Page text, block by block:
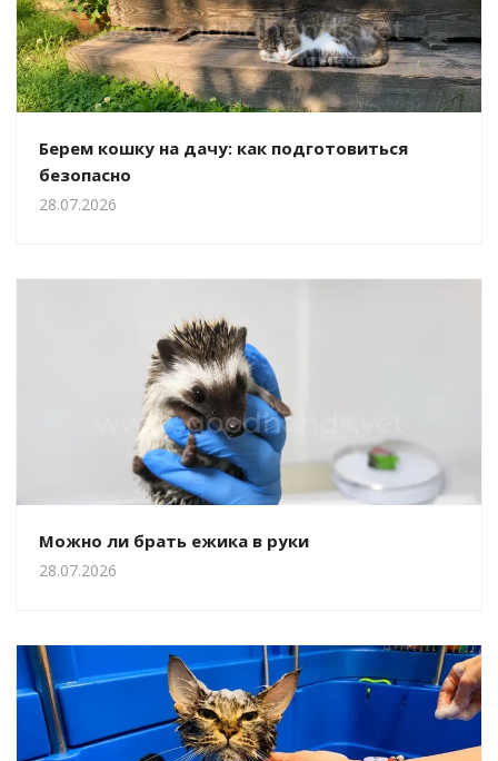
Берем кошку на дачу: как подготовиться
безопасно
28.07.2026
Можно ли брать ежика в руки
28.07.2026